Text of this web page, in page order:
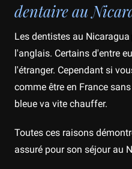
dentaire au
Les dentistes au
l'anglais. Certains d'entre
l'étranger. Cependant si
comme être en France
bleue va vite chauffer.
Toutes ces raisons
assuré pour son séjour au